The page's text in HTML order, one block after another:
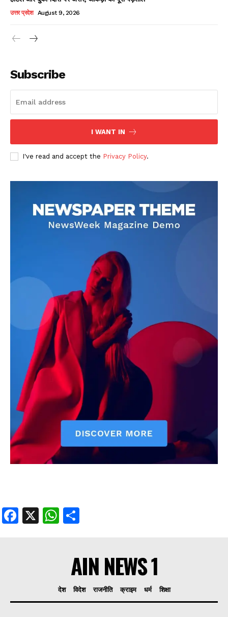
AIN NEWS 1
Contact Us
Privacy Policy
Terms of Use Agreement
Facebook
X WhatsApp
Share
उत्तर प्रदेश August 9, 2026
Subscribe
I WANT IN
I've read and accept the Privacy Policy.
Facebook
X WhatsApp
AIN NEWS 1
देश विदेश राजनीति क्राइम धर्म शिक्षा